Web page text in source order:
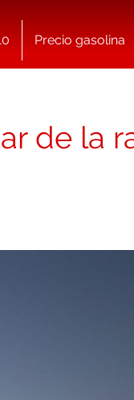
Precio gasolina
de la